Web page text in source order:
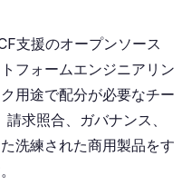
支援のオープンソース
フォームエンジニアリン
用途で配分が必要なチー
求照合、ガバナンス、
洗練された商用製品をす